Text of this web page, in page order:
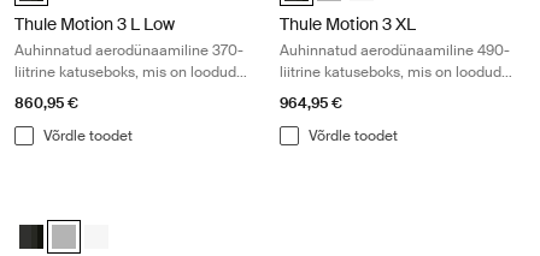
Thule Motion 3 L Low
Auhinnatud aerodünaamiline 370-
liitrine katuseboks, mis on loodud
väliseiklusteks
860,95 €
Võrdle toodet
Thule Motion 3 XL
Auhinnatud aerodünaamiline 490-
liitrine katuseboks, mis on loodud
väliseiklusteks
964,95 €
Võrdle toodet
Thule Motion 3 XL Black Glossy
Thule Motion 3 XL Titan Glossy (selected)